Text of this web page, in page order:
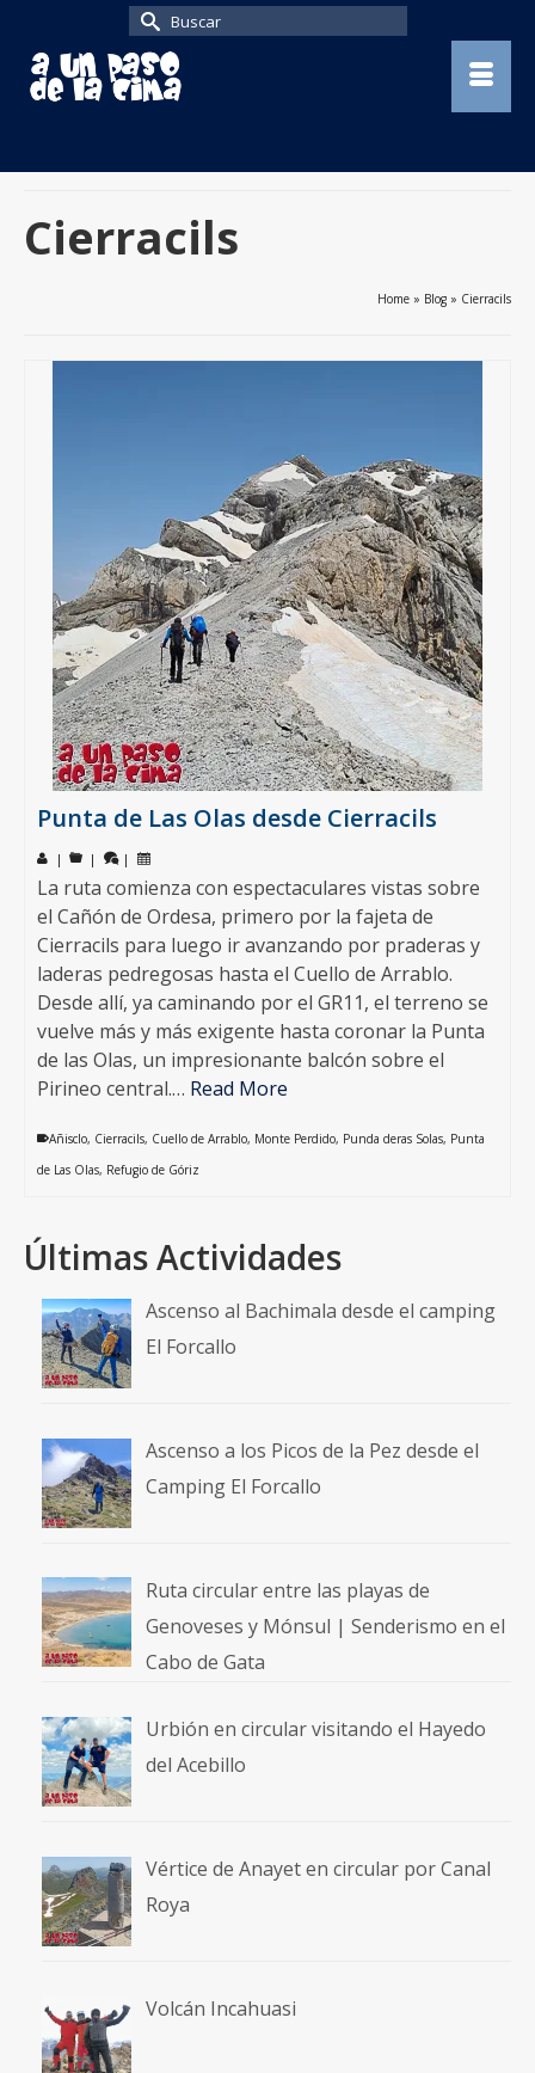
Buscar
por:
Cierracils
Home » Blog » Cierracils
Punta de Las Olas desde Cierracils
| | |
La ruta comienza con espectaculares vistas sobre
el Cañón de Ordesa, primero por la fajeta de
Cierracils para luego ir avanzando por praderas y
laderas pedregosas hasta el Cuello de Arrablo.
Desde allí, ya caminando por el GR11, el terreno se
vuelve más y más exigente hasta coronar la Punta
de las Olas, un impresionante balcón sobre el
Pirineo central.… Read More
Añisclo, Cierracils, Cuello de Arrablo, Monte Perdido, Punda deras Solas, Punta
de Las Olas, Refugio de Góriz
Últimas Actividades
Ascenso al Bachimala desde el camping
El Forcallo
Ascenso a los Picos de la Pez desde el
Camping El Forcallo
Ruta circular entre las playas de
Genoveses y Mónsul | Senderismo en el
Cabo de Gata
Urbión en circular visitando el Hayedo
del Acebillo
Vértice de Anayet en circular por Canal
Roya
Volcán Incahuasi